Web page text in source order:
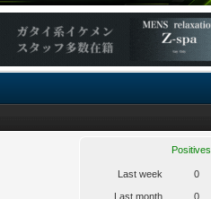
Positives
Last week 0
Last month 0